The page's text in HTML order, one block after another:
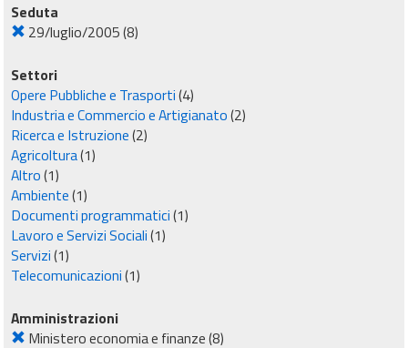
Seduta
29/luglio/2005(8)
Settori
Opere Pubbliche e Trasporti(4)
Industria e Commercio e Artigianato(2)
Ricerca e Istruzione(2)
Agricoltura(1)
Altro(1)
Ambiente(1)
Documenti programmatici(1)
Lavoro e Servizi Sociali(1)
Servizi(1)
Telecomunicazioni(1)
Amministrazioni
Ministero economia e finanze(8)